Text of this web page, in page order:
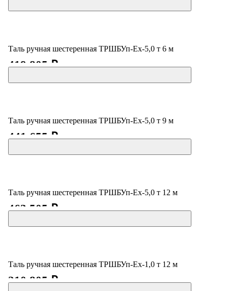
Таль ручная шестеренная ТРШБУп-Ех-5,0 т 6 м
419 805 ₽
Таль ручная шестеренная ТРШБУп-Ех-5,0 т 9 м
441 655 ₽
Таль ручная шестеренная ТРШБУп-Ех-5,0 т 12 м
463 505 ₽
Таль ручная шестеренная ТРШБУп-Ех-1,0 т 12 м
210 805 ₽